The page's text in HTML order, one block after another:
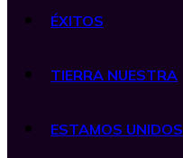
ÉXITOS
TIERRA NUESTRA
ESTAMOS UNIDOS